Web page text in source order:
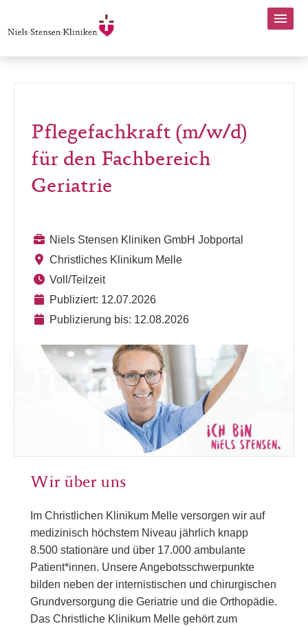
Pflegefachkraft (m/w/d)
für den Fachbereich
Geriatrie
Niels Stensen Kliniken GmbH Jobportal
Christliches Klinikum Melle
Voll/Teilzeit
Publiziert: 12.07.2026
Publizierung bis: 12.08.2026
Wir über uns
Im Christlichen Klinikum Melle versorgen wir auf
medizinisch höchstem Niveau jährlich knapp
8.500 stationäre und über 17.000 ambulante
Patient*innen. Unsere Angebotsschwerpunkte
bilden neben der internistischen und chirurgischen
Grundversorgung die Geriatrie und die Orthopädie.
Das Christliche Klinikum Melle gehört zum